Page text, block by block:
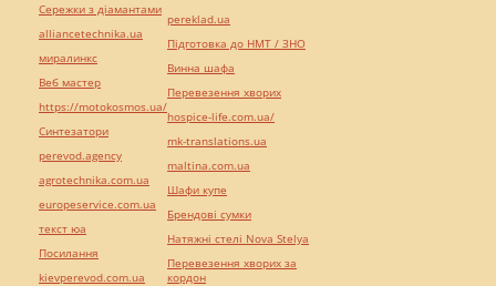
Сережки з діамантами
alliancetechnika.ua
миралинкс
Веб мастер
https://motokosmos.ua/
Синтезатори
perevod.agency
agrotechnika.com.ua
europeservice.com.ua
текст юа
Посилання
kievperevod.com.ua
pereklad.ua
Підготовка до НМТ / ЗНО
Винна шафа
Перевезення хворих
hospice-life.com.ua/
mk-translations.ua
maltina.com.ua
Шафи купе
Брендові сумки
Натяжні стелі Nova Stelya
Перевезення хворих за
кордон